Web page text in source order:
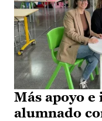
Más apoyo
alumnado